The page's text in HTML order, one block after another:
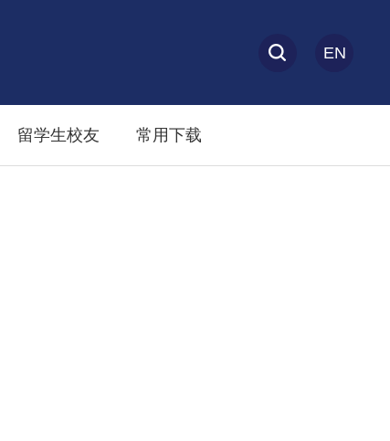
EN
留学生校友 常用下载